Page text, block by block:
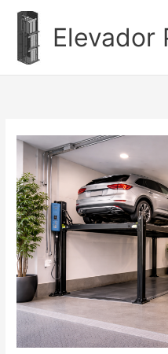
contenido
Elevador